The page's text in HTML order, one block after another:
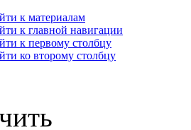
к материалам
к главной навигации
к первому столбцу
ко второму столбцу